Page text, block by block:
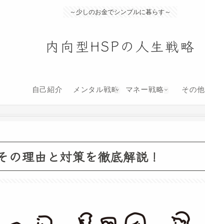
～少しのお金でシンプルに暮らす～
内向型HSPの人生戦略
自己紹介 メンタル戦略 マネー戦略 その他
の理由と対策を徹底解説！